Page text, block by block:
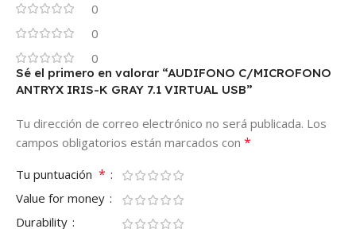
0
0
0
Sé el primero en valorar “AUDIFONO C/MICROFONO
ANTRYX IRIS-K GRAY 7.1 VIRTUAL USB”
Tu dirección de correo electrónico no será publicada. Los
campos obligatorios están marcados con *
Tu puntuación *
Value for money
Durability